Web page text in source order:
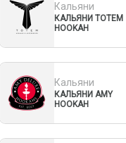
Кальяни
КАЛЬЯНИ TOTEM
HOOKAH
Кальяни
КАЛЬЯНИ AMY
HOOKAH